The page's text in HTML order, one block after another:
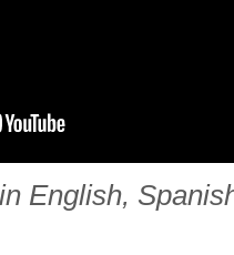
English,